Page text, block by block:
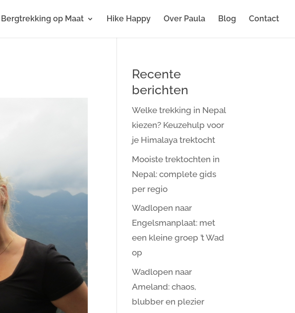
Bergtrekking op Maat Hike Happy Over Paula Blog Contact
Recente
berichten
Welke trekking in Nepal
kiezen? Keuzehulp voor
je Himalaya trektocht
Mooiste trektochten in
Nepal: complete gids
per regio
Wadlopen naar
Engelsmanplaat: met
een kleine groep ’t Wad
op
Wadlopen naar
Ameland: chaos,
blubber en plezier